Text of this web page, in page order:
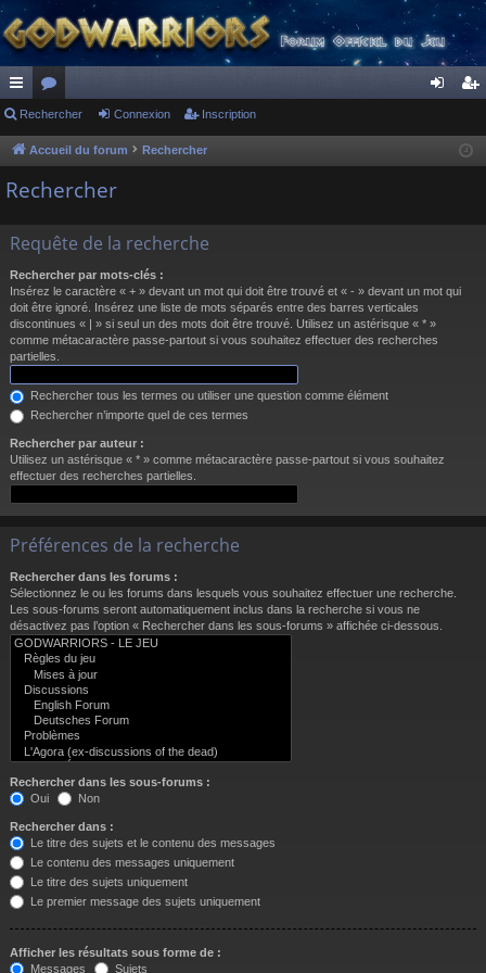
ac
co
ur
s
or
u
m
cri
Rechercher Connexion Inscription
Accueil du forum Rechercher
Rechercher
Requête de la recherche
Rechercher par mots-clés :
Insérez le caractère « + » devant un mot qui doit être trouvé et « - » devant un mot qui
doit être ignoré. Insérez une liste de mots séparés entre des barres verticales
discontinues « | » si seul un des mots doit être trouvé. Utilisez un astérisque « * »
comme métacaractère passe-partout si vous souhaitez effectuer des recherches
partielles.
Rechercher tous les termes ou utiliser une question comme élément
Rechercher n’importe quel de ces termes
Rechercher par auteur :
Utilisez un astérisque « * » comme métacaractère passe-partout si vous souhaitez
effectuer des recherches partielles.
Préférences de la recherche
Rechercher dans les forums :
Sélectionnez le ou les forums dans lesquels vous souhaitez effectuer une recherche.
Les sous-forums seront automatiquement inclus dans la recherche si vous ne
désactivez pas l’option « Rechercher dans les sous-forums » affichée ci-dessous.
Rechercher dans les sous-forums :
Oui
Non
Rechercher dans :
Le titre des sujets et le contenu des messages
Le contenu des messages uniquement
Le titre des sujets uniquement
Le premier message des sujets uniquement
Afficher les résultats sous forme de :
Messages
Sujets